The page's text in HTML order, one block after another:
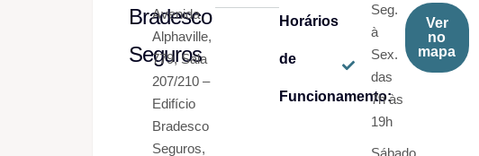
Bradesco
Seguros
Avenida
Alphaville,
779, Sala
207/210 –
Edifício
Bradesco
Seguros,
Horários
de
Funcionamento:
Seg.
à
Sex.
das
7h às
19h
Sábado
Ver
no
mapa